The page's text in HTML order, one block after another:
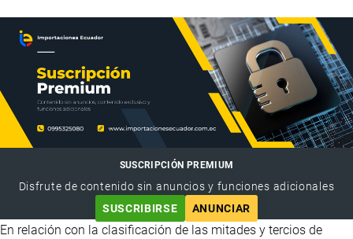
SUSCRIPCIÓN PREMIUM
Disfrute de contenido sin anuncios y funciones adicionales
SUSCRIBIRSE
ANUNCIAR
En relación con la clasificación de las mitades y tercios de